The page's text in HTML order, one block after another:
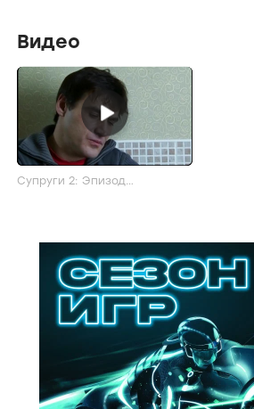
Видео
Супруги 2: Эпизод